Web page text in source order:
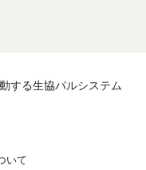
する生協パルシステム
いて